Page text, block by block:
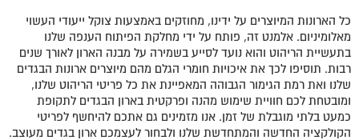
כל הארונות המיוצרים על ידינו, מחוזקים באמצעות צוקל ייעודי העשוי
מאלומיניום. אלמנט זה, פותח על ידי מחלקת הפיתוח הענפה שלנו
בתעשיית הריהוט והוא נועד לסייע בשמירה על מבנה הארון לאורך שנים
רבות. תוסיפו לכך את איכויות חומרי הגלם מהם מיוצרים ארונות הבגדים
שלנו ואת רמת הגימור הגבוהה המאפיינת את כל פריטי הריהוט שלנו,
ומובטחת לכם חוויית שימוש מהנה ופרקטית בארון הבגדים לתקופת
כמעט בלתי מוגבלת של זמן. אנו מזמינים גם אתכם להיחשף לפריטי
הקולקציה החדשה והמתחדשת שלנו ולבחור לעצמכם ארון בגדים מעוצב.